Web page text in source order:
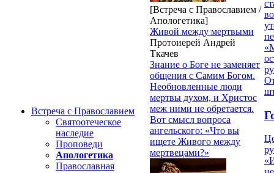
Встреча с Православием
Святоотеческое
наследие
Проповеди
Апологетика
Православная
[Встреча с Православием /
Апологетика]
Живой между мертвыми
Протоиерей Андрей
Ткачев
Знание о Боге не заменяет
общения с Самим Богом.
Необновленные люди
мертвы духом, и Христос
меж ними не обретается.
Вот смысл вопроса
ангельского: «Что вы
ищете Живого между
мертвецами?»